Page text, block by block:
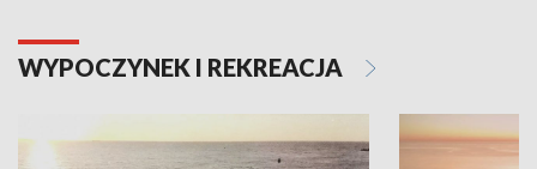
WYPOCZYNEK I REKREACJA